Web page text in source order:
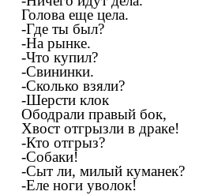
Голова еще цела.
-Где ты был?
-На рынке.
-Что купил?
-Свининки.
-Сколько взяли?
-Шерсти клок
Ободрали правый бок,
Хвост отгрызли в драке!
-Кто отгрыз?
-Собаки!
-Сыт ли, милый куманек?
-Еле ноги уволок!